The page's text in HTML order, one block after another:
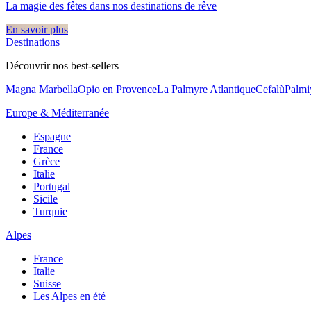
La magie des fêtes dans nos destinations de rêve​
En savoir plus
Destinations
Découvrir nos best-sellers
Magna MarbellaOpio en ProvenceLa Palmyre AtlantiqueCefalù
Europe & Méditerranée
Espagne
France
Grèce
Italie
Portugal
Sicile
Turquie
Alpes
France
Italie
Suisse
Les Alpes en été